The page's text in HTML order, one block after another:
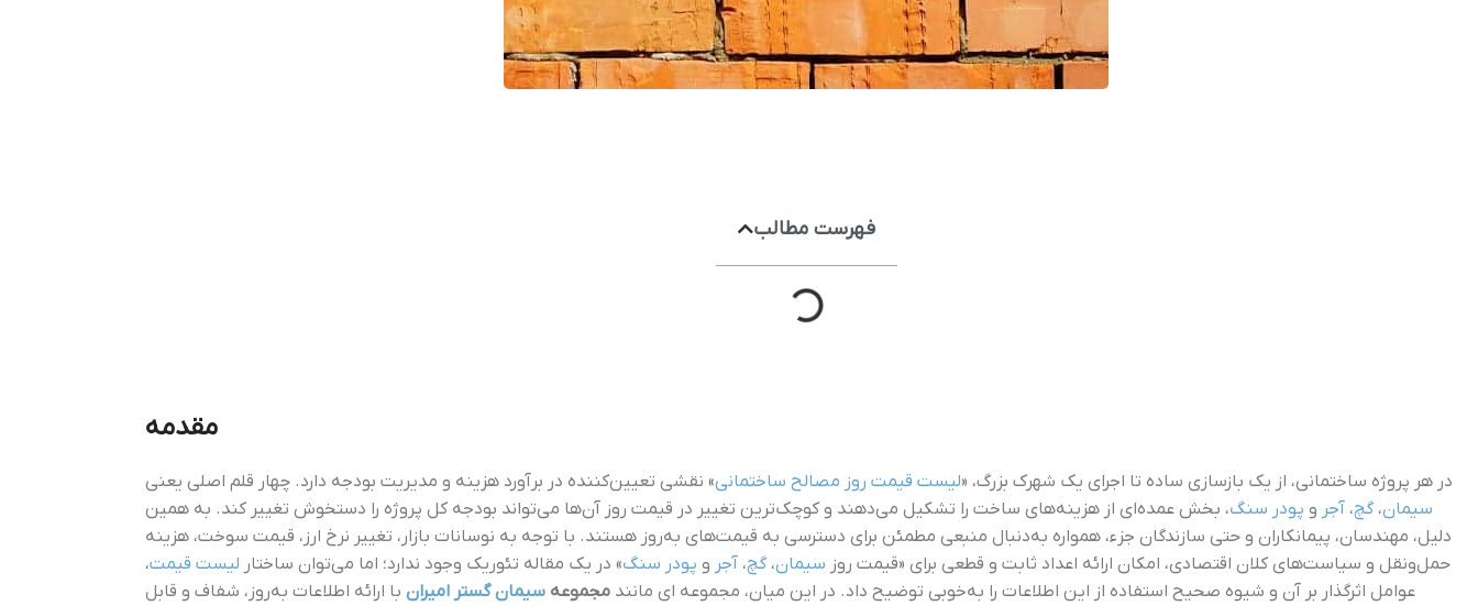
فهرست مطالب
مقدمه
در هر پروژه ساختمانی، از یک بازسازی ساده تا اجرای یک شهرک بزرگ، «لیست قیمت روز مصالح ساختمانی» نقشی تعیین‌کننده در برآورد هزینه و مدیریت بودجه دارد. چهار قلم اصلی یعنی
سیمان،گچ، آجر و پودر سنگ، بخش عمده‌ای از هزینه‌های ساخت را تشکیل می‌دهند و کوچک‌ترین تغییر در قیمت روز آن‌ها می‌تواند بودجه کل پروژه را دستخوش تغییر کند. به همین
دلیل، مهندسان، پیمانکاران و حتی سازندگان جزء، همواره به‌دنبال منبعی مطمئن برای دسترسی به قیمت‌های به‌روز هستند. با توجه به نوسانات بازار، تغییر نرخ ارز، قیمت سوخت، هزینه
حمل‌ونقل و سیاست‌های کلان اقتصادی، امکان ارائه اعداد ثابت و قطعی برای «قیمت روز سیمان،گچ، آجر و پودر سنگ» در یک مقاله تئوریک وجود ندارد؛ اما می‌توان ساختار لیست قیمت،
عوامل اثرگذار بر آن و شیوه صحیح استفاده از این اطلاعات را به‌خوبی توضیح داد. در این میان، مجموعه‌ ای مانند مجموعه سیمان گستر امیران با ارائه اطلاعات به‌روز، شفاف و قابل